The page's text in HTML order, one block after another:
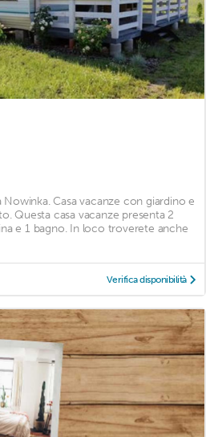
Casa vacanze con giardino e
Questa casa vacanze presenta 2
e 1 bagno. In loco troverete anche
Verifica disponibilità